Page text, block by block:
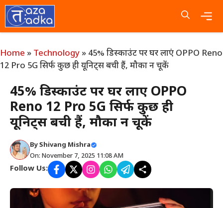
Skip
to
content
Home » Technology » 45% डिस्काउंट पर घर लाएं OPPO Reno
12 Pro 5G सिर्फ कुछ ही यूनिट्स बची हैं, मौका न चूकें
45% डिस्काउंट पर घर लाएं OPPO
Reno 12 Pro 5G सिर्फ कुछ ही
यूनिट्स बची हैं, मौका न चूकें
ByShivang Mishra
On: November 7, 2025 11:08 AM
Follow Us: